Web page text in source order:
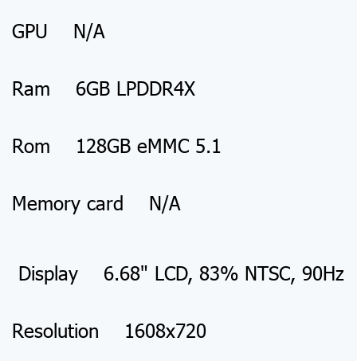
GPU N/A
Ram 6GB LPDDR4X
Rom 128GB eMMC 5.1
Memory card N/A
Display 6.68" LCD, 83% NTSC, 90Hz
Resolution 1608x720